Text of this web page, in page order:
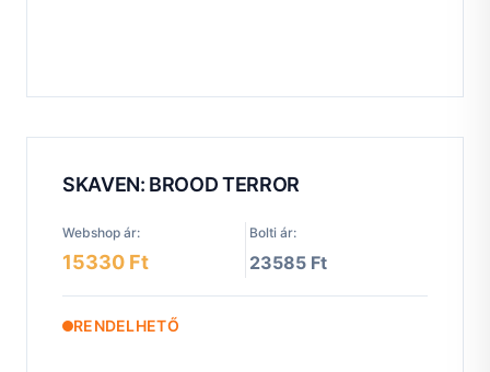
SKAVEN: BROOD TERROR
Webshop ár: Bolti ár:
15330 Ft 23585 Ft
RENDELHETŐ